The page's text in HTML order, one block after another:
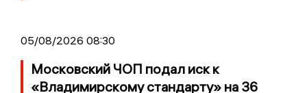
05/08/2026 08:30
Московский ЧОП подал иск к
«Владимирскому стандарту» на 36